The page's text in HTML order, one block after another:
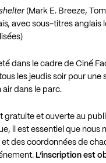
(Mark E. Breeze,
avec sous-titres anglais
dans le cadre de Ciné
les jeudis soir pour une
dans le parc.
gratuite et ouverte au
il est essentiel que nous
des coordonnées de
L’inscription est